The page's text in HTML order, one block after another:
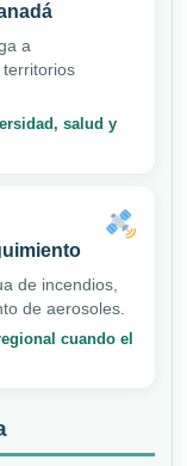
a
salud y
de incendios,
de aerosoles.
cuando el